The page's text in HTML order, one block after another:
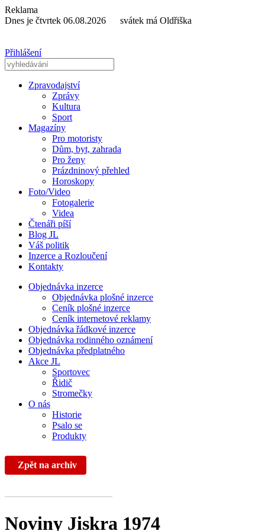
Reklama
Dnes je čtvrtek 06.08.2026 svátek má Oldřiška
Přihlášení
Zpravodajství
Zprávy
Kultura
Sport
Magazíny
Pro motoristy
Dům, byt, zahrada
Pro ženy
Prázdninový přehled
Horoskopy
Foto/Video
Fotogalerie
Videa
Čtenáři píší
Blog JL
Váš politik
Inzerce a Rozloučení
Kontakty
Objednávka inzerce
Objednávka plošné inzerce
Ceník plošné inzerce
Ceník internetové reklamy
Objednávka řádkové inzerce
Objednávka rodinného oznámení
Objednávka předplatného
Akce JL
Sportovec
Řidič
Stromečky
O nás
Historie
Psalo se
Produkty
Zpět na archiv
Noviny Jiskra 1974